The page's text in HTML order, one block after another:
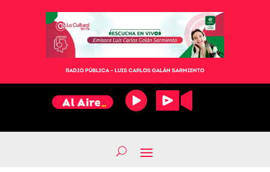
RADIO PÚBLICA – LUIS CARLOS GALÁN SARMIENTO